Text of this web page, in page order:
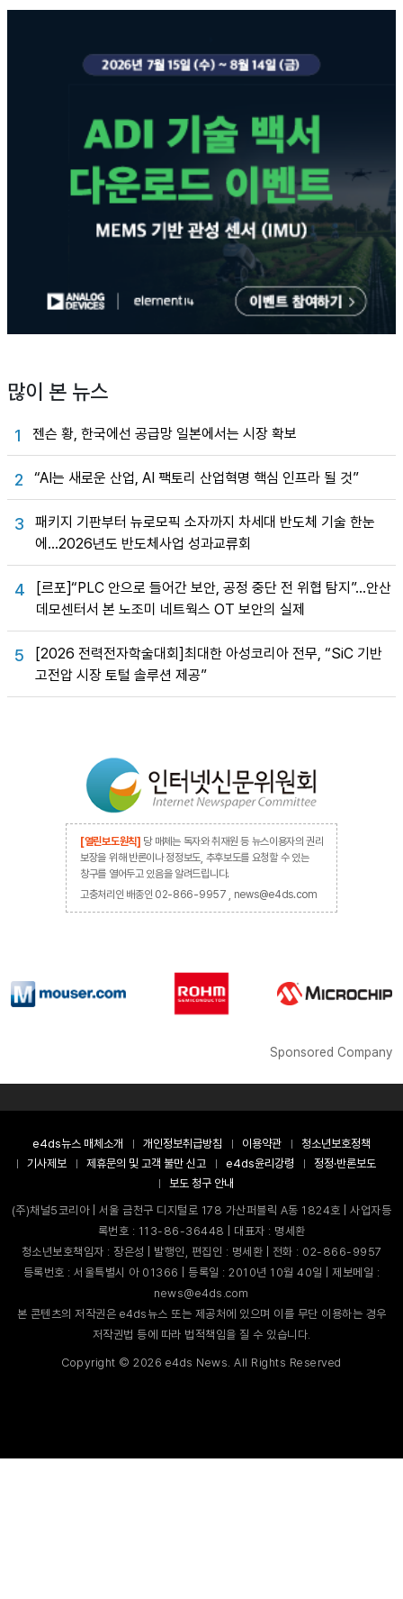
많이 본 뉴스
1 젠슨 황, 한국에선 공급망 일본에서는 시장 확보
2 “AI는 새로운 산업, AI 팩토리 산업혁명 핵심 인프라 될 것”
3
패키지 기판부터 뉴로모픽 소자까지 차세대 반도체 기술 한눈
에…2026년도 반도체사업 성과교류회
4
[르포]“PLC 안으로 들어간 보안, 공정 중단 전 위협 탐지”…안산
데모센터서 본 노조미 네트웍스 OT 보안의 실제
5
[2026 전력전자학술대회]최대한 아성코리아 전무, “SiC 기반
고전압 시장 토털 솔루션 제공”
[열린보도원칙] 당 매체는 독자와 취재원 등 뉴스이용자의 권리
보장을 위해 반론이나 정정보도, 추후보도를 요청할 수 있는
창구를 열어두고 있음을 알려드립니다.
고충처리인 배종인 02-866-9957 , news@e4ds.com
Sponsored Company
e4ds뉴스 매체소개 개인정보취급방침 이용약관
청소년보호정책
기사제보
제휴문의 및 고객 불만 신고 e4ds윤리강령
정정·반론보도
보도 청구 안내
(주)채널5코리아 | 서울 금천구 디지털로 178 가산퍼블릭 A동 1824호 | 사업자등
록번호 : 113-86-36448 | 대표자 : 명세환
청소년보호책임자 : 장은성 | 발행인, 편집인 : 명세환 | 전화 : 02-866-9957
등록번호 : 서울특별시 아 01366 | 등록일 : 2010년 10월 40일 | 제보메일 :
news@e4ds.com
본 콘텐츠의 저작권은 e4ds뉴스 또는 제공처에 있으며 이를 무단 이용하는 경우
저작권법 등에 따라 법적책임을 질 수 있습니다.
Copyright ©2026 e4ds News. All Rights Reserved